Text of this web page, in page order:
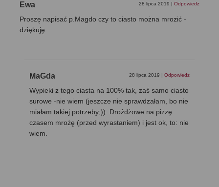
Ewa 28 lipca 2019 Odpowiedz
Proszę napisać p.Magdo czy to ciasto można mrozić -
dziękuję
MaGda 28 lipca 2019 Odpowiedz
Wypieki z tego ciasta na 100% tak, zaś samo ciasto
surowe -nie wiem (jeszcze nie sprawdzałam, bo nie
miałam takiej potrzeby;)). Drożdżowe na pizzę
czasem mrożę (przed wyrastaniem) i jest ok, to: nie
wiem.